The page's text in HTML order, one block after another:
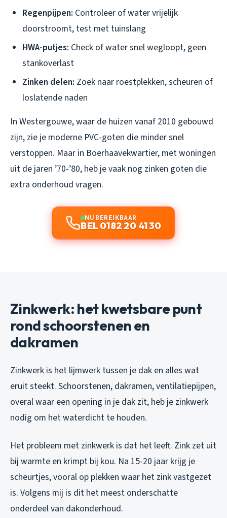
Regenpijpen: Controleer of water vrijelijk
doorstroomt, test met tuinslang
HWA-putjes: Check of water snel wegloopt, geen
stankoverlast
Zinken delen: Zoek naar roestplekken, scheuren of
loslatende naden
In Westergouwe, waar de huizen vanaf 2010 gebouwd
zijn, zie je moderne PVC-goten die minder snel
verstoppen. Maar in Boerhaavekwartier, met woningen
uit de jaren ’70-’80, heb je vaak nog zinken goten die
extra onderhoud vragen.
NU BEREIKBAAR
BEL 0182 20 41 30
Zinkwerk: het kwetsbare punt
rond schoorstenen en
dakramen
Zinkwerk is het lijmwerk tussen je dak en alles wat
eruit steekt. Schoorstenen, dakramen, ventilatiepijpen,
overal waar een opening in je dak zit, heb je zinkwerk
nodig om het waterdicht te houden.
Het probleem met zinkwerk is dat het leeft. Zink zet uit
bij warmte en krimpt bij kou. Na 15-20 jaar krijg je
scheurtjes, vooral op plekken waar het zink vastgezet
is. Volgens mij is dit het meest onderschatte
onderdeel van dakonderhoud.